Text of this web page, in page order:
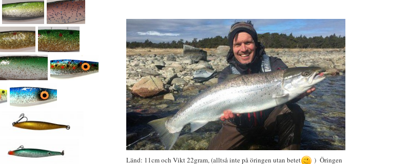
Länd: 11cm och Vikt 22gram, (alltså inte på öringen utan betet
) Öringen